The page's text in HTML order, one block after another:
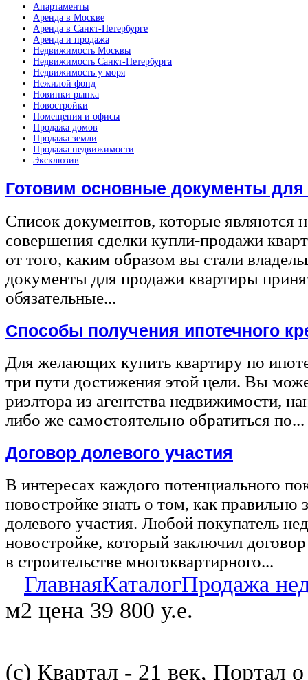
Апартаменты
Аренда в Москве
Аренда в Санкт-Петербурге
Аренда и продажа
Недвижимость Москвы
Недвижимость Санкт-Петербурга
Недвижимость у моря
Нежилой фонд
Новинки рынка
Новостройки
Помещения и офисы
Продажа домов
Продажа земли
Продажа недвижимости
Эксклюзив
Готовим основные документы
Список документов, которые являются
совершения сделки купли-продажи
от того, каким образом вы стали
документы для продажи квартиры
обязательные...
Способы получения ипотечного
Для желающих купить квартиру по
три пути достижения этой цели. Вы
риэлтора из агентства недвижимости,
либо же самостоятельно обратиться по...
Договор долевого участия
В интересах каждого потенциального
новостройке знать о том, как правильно
долевого участия. Любой покупатель
новостройке, который заключил
в строительстве многоквартирного...
ГлавнаяКаталогПродажа
м2 цена 39 800 у.е.
(с) Квартал - 21 век, Портал